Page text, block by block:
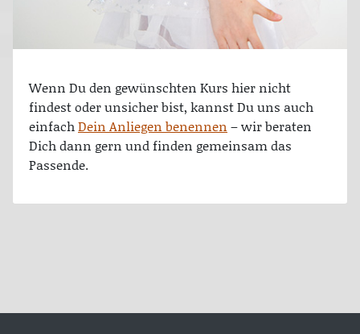
Wenn Du den gewünschten Kurs hier nicht
findest oder unsicher bist, kannst Du uns auch
einfachDein Anliegen benennen – wir beraten
Dich dann gern und finden gemeinsam das
Passende.